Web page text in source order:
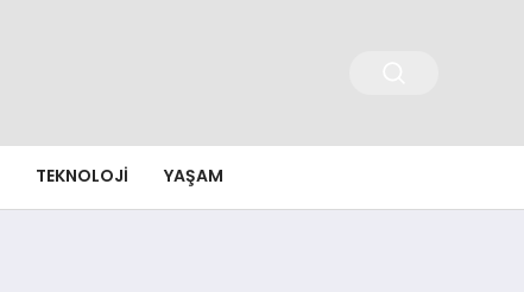
TEKNOLOJI YAŞAM